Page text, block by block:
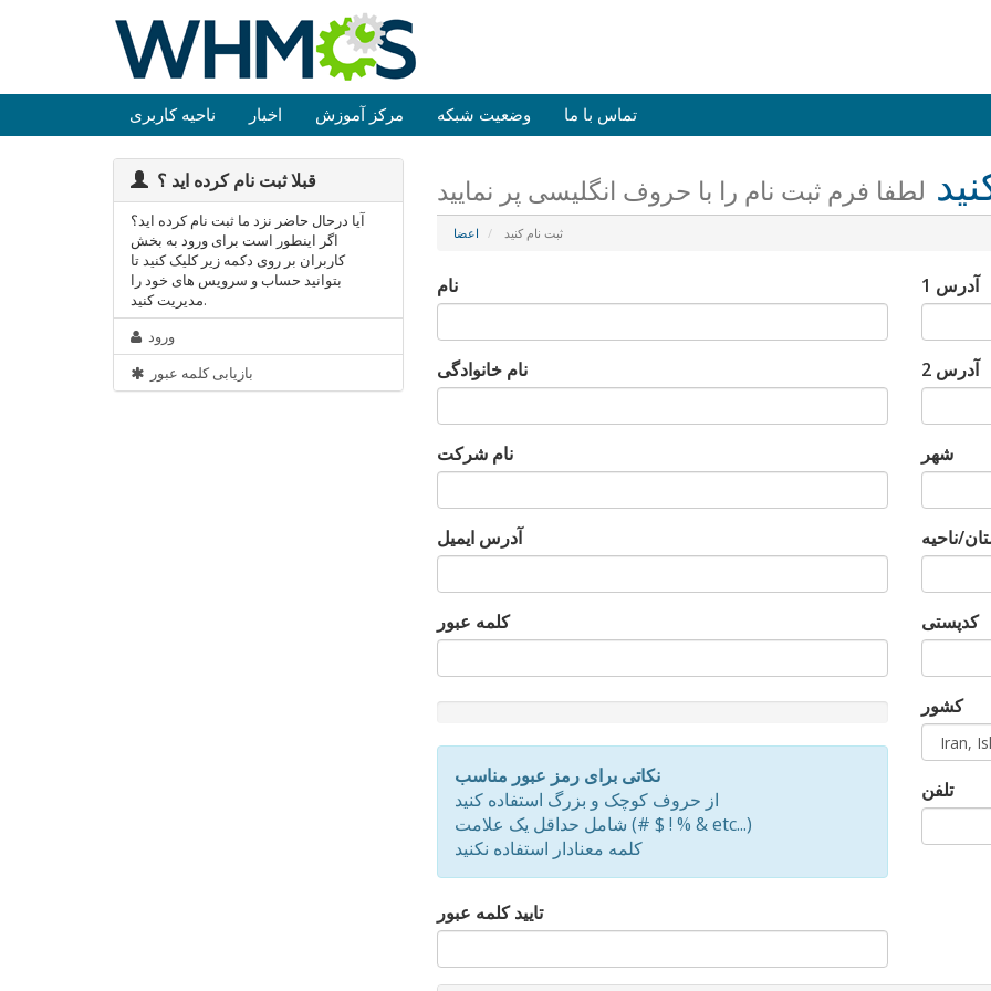
ناحیه کاربری اخبار مرکز آموزش وضعیت شبکه تماس با ما
لطفا فرم ثبت نام را با حروف انگلیسی پر نمایید
اعضا ثبت نام کنید
قبلا ثبت نام کرده اید ؟
آیا درحال حاضر نزد ما ثبت نام کرده اید؟
اگر اینطور است برای ورود به بخش
کاربران بر روی دکمه زیر کلیک کنید تا
بتوانید حساب و سرویس های خود را
مدیریت کنید.
ورود
بازیابی کلمه عبور
نام
نام خانوادگی
نام شرکت
آدرس ایمیل
کلمه عبور
Rating:
نکاتی برای رمز عبور مناسب
از حروف کوچک و بزرگ استفاده کنید
شامل حداقل یک علامت (# $ ! % & etc...)
کلمه معنادار استفاده نکنید
تایید کلمه عبور
آدرس 1
آدرس 2
شهر
ناحیه
کدپستی
کشور
تلفن